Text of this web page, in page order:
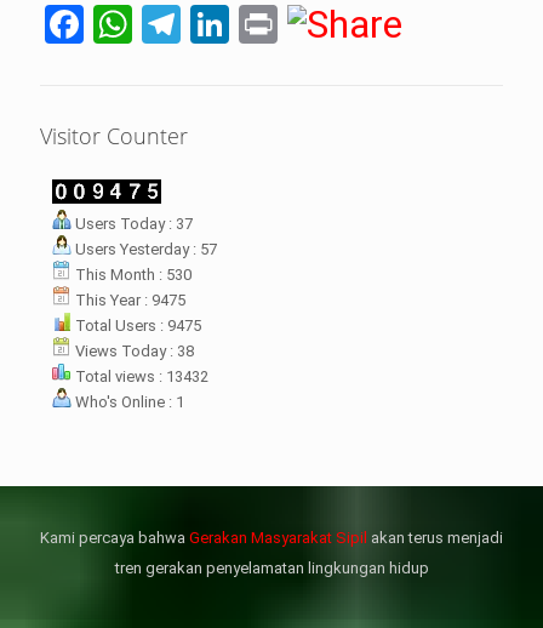
Facebook
WhatsApp
Telegram
LinkedIn
Print
Visitor Counter
Users Today : 37
Users Yesterday : 57
This Month : 530
This Year : 9475
Total Users : 9475
Views Today : 38
Total views : 13432
Who's Online : 1
Desak
masyarakat dua desa
bukan merupakan
pertama ke
ATR/ BPN. Warga
kunjungan kali ini membuat
ATR/BPN
penyelesaian
agraria di desa mereka.
壯陽藥台灣購物
情感來說不管是ED患者自己還
生活肯定都是非常不滿意的，
而鋼, 因此只要了解避免了以上禁
症，現有的臨床經驗來看，在醫
犀利士壯陽藥線上購買
康、動脈血管健康，使心臟動泵
，從而引起器質性勃起功能障
（陽痿）。犀利士的副作用類
，所以亦會加重犀利士副作用症
Kami percaya bahwa Gerakan Masyarakat Sipil akan terus menjadi
tren gerakan penyelamatan lingkungan hidup